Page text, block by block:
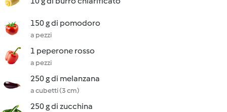
150 g di pomodoro
a pezzi
1 peperone rosso
a pezzi
250 g di melanzana
a cubetti (3 cm)
250 g di zucchina